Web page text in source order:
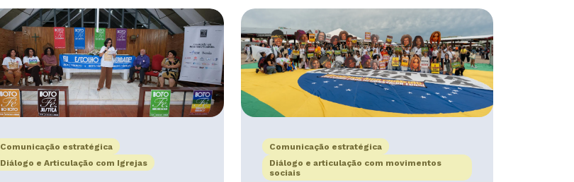
Comunicação estratégica
Diálogo e Articulação com Igrejas
Comunicação estratégica
Diálogo e articulação com movimentos
sociais